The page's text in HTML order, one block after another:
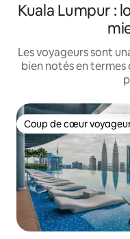
Kuala Lumpur :
Les voyageurs sont
bien notés en
Coup de cœur
Coup de cœur